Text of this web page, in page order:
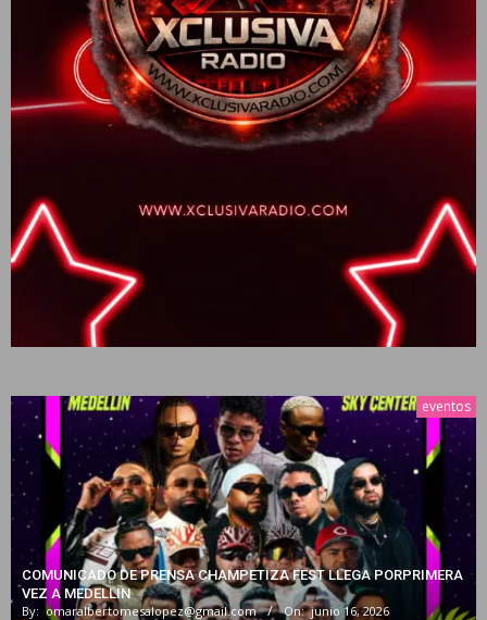
eventos
COMUNICADO DE PRENSA CHAMPETIZA FEST LLEGA PORPRIMERA
VEZ A MEDELLIN
By: omaralbertomesalopez@gmail.com On: junio 16, 2026